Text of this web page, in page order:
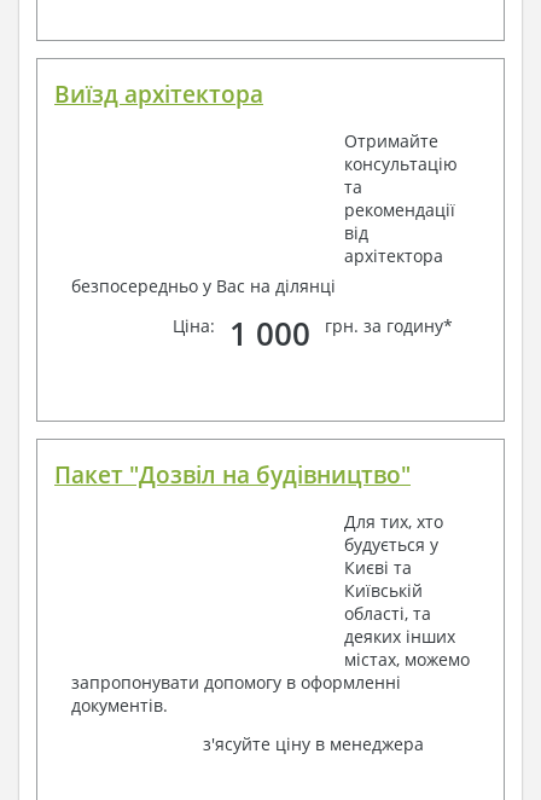
Виїзд архітектора
Отримайте
консультацію
та
рекомендації
від
архітектора
безпосередньо у Вас на ділянці
Ціна:
1 000 грн. за годину*
Пакет "Дозвіл на будівництво"
Для тих, хто
будується у
Києві та
Київській
області, та
деяких інших
містах, можемо
запропонувати допомогу в оформленні
документів.
з'ясуйте ціну в менеджера